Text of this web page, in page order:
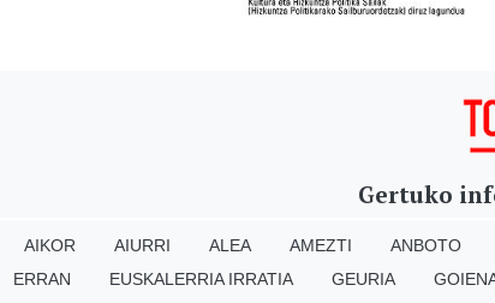
Gertuko
AIKOR AIURRI ALEA AMEZTI ANBOTO
ERRAN EUSKALERRIA IRRATIA GEURIA